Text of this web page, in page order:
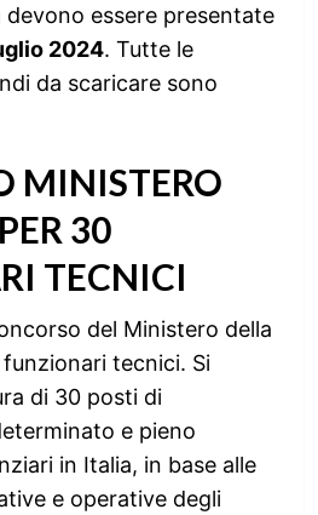
devono essere presentate
2024. Tutte le
da scaricare sono
MINISTERO
30
TECNICI
del Ministero della
tecnici. Si
di 30 posti di
e pieno
in Italia, in base alle
e operative degli